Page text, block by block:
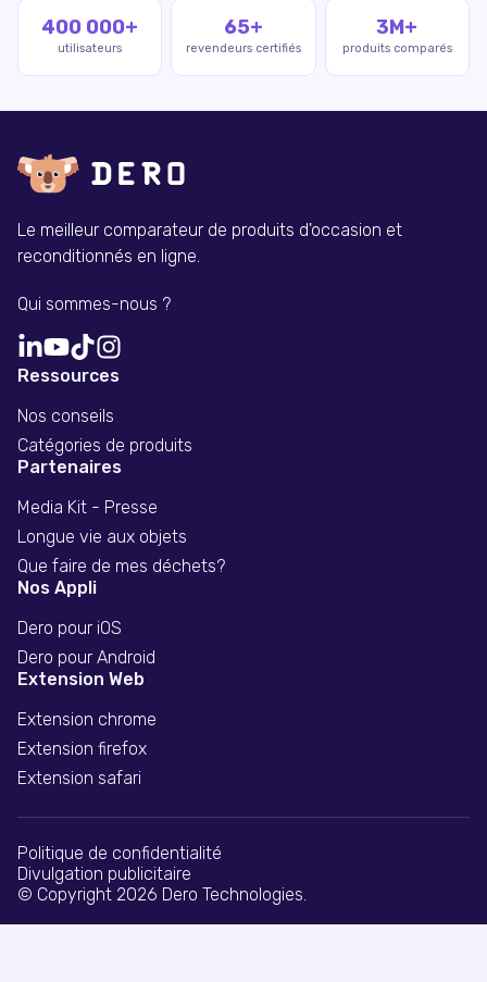
400 000+
utilisateurs
65+
revendeurs certifiés
3M+
produits comparés
Le meilleur comparateur de produits d'occasion et
reconditionnés en ligne.
Qui sommes-nous ?
Ressources
Nos conseils
Catégories de produits
Partenaires
Media Kit - Presse
Longue vie aux objets
Que faire de mes déchets?
Nos Appli
Dero pour iOS
Dero pour Android
Extension Web
Extension chrome
Extension firefox
Extension safari
© Copyright 2026 Dero Technologies.
Politique de confidentialité
Divulgation publicitaire